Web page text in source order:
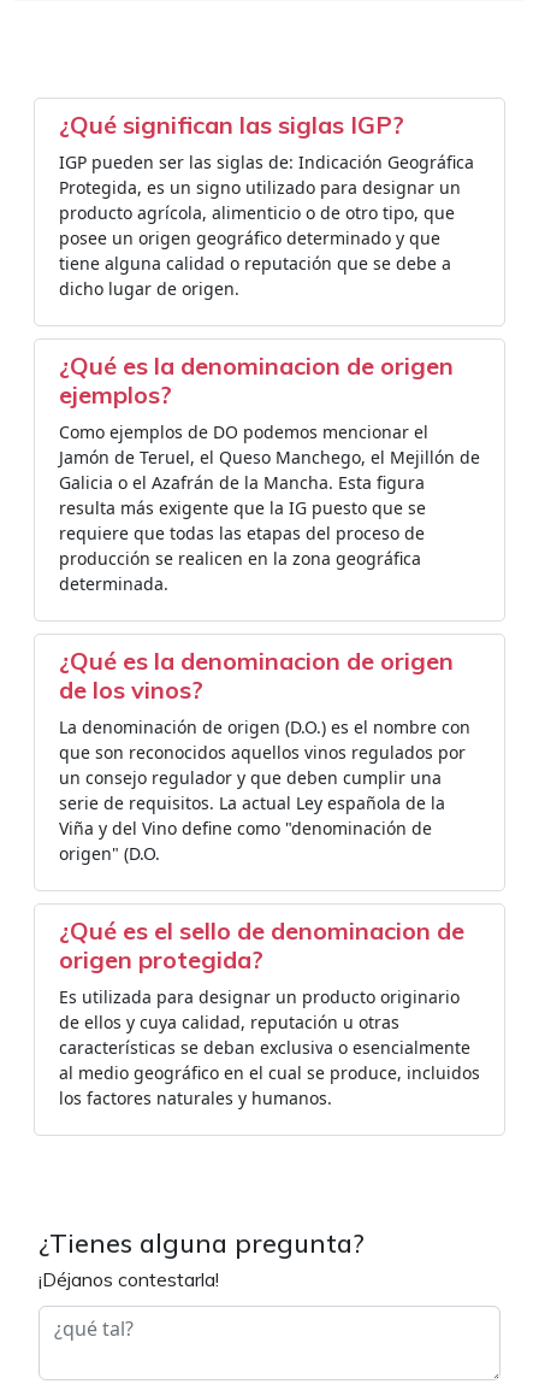
¿Qué significan las siglas IGP?
IGP pueden ser las siglas de: Indicación Geográfica
Protegida, es un signo utilizado para designar un
producto agrícola, alimenticio o de otro tipo, que
posee un origen geográfico determinado y que
tiene alguna calidad o reputación que se debe a
dicho lugar de origen.
¿Qué es la denominacion de origen
ejemplos?
Como ejemplos de DO podemos mencionar el
Jamón de Teruel, el Queso Manchego, el Mejillón de
Galicia o el Azafrán de la Mancha. Esta figura
resulta más exigente que la IG puesto que se
requiere que todas las etapas del proceso de
producción se realicen en la zona geográfica
determinada.
¿Qué es la denominacion de origen
de los vinos?
La denominación de origen (D.O.) es el nombre con
que son reconocidos aquellos vinos regulados por
un consejo regulador y que deben cumplir una
serie de requisitos. La actual Ley española de la
Viña y del Vino define como "denominación de
origen" (D.O.
¿Qué es el sello de denominacion de
origen protegida?
Es utilizada para designar un producto originario
de ellos y cuya calidad, reputación u otras
características se deban exclusiva o esencialmente
al medio geográfico en el cual se produce, incluidos
los factores naturales y humanos.
¿Tienes alguna pregunta?
¡Déjanos contestarla!